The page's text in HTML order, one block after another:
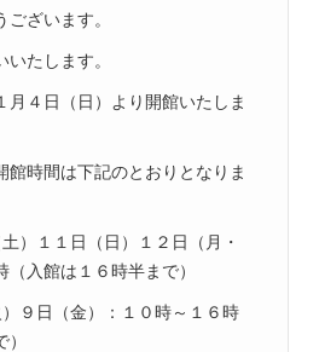
ざいます。
たします。
月４日（日）より開館いたしま
館時間は下記のとおりとなりま
）１１日（日）１２日（月・
入館は１６時半まで）
９日（金）：１０時～１６時